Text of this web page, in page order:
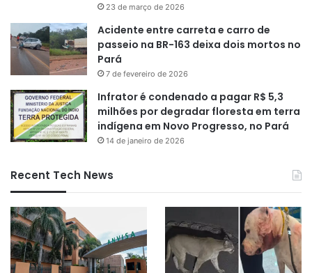
23 de março de 2026
Acidente entre carreta e carro de
passeio na BR-163 deixa dois mortos no
Pará
7 de fevereiro de 2026
Infrator é condenado a pagar R$ 5,3
milhões por degradar floresta em terra
indígena em Novo Progresso, no Pará
14 de janeiro de 2026
Recent Tech News